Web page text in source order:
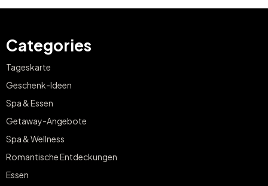
Categories
Tageskarte
Geschenk-Ideen
Spa & Essen
Getaway-Angebote
Spa & Wellness
Romantische Entdeckungen
Essen